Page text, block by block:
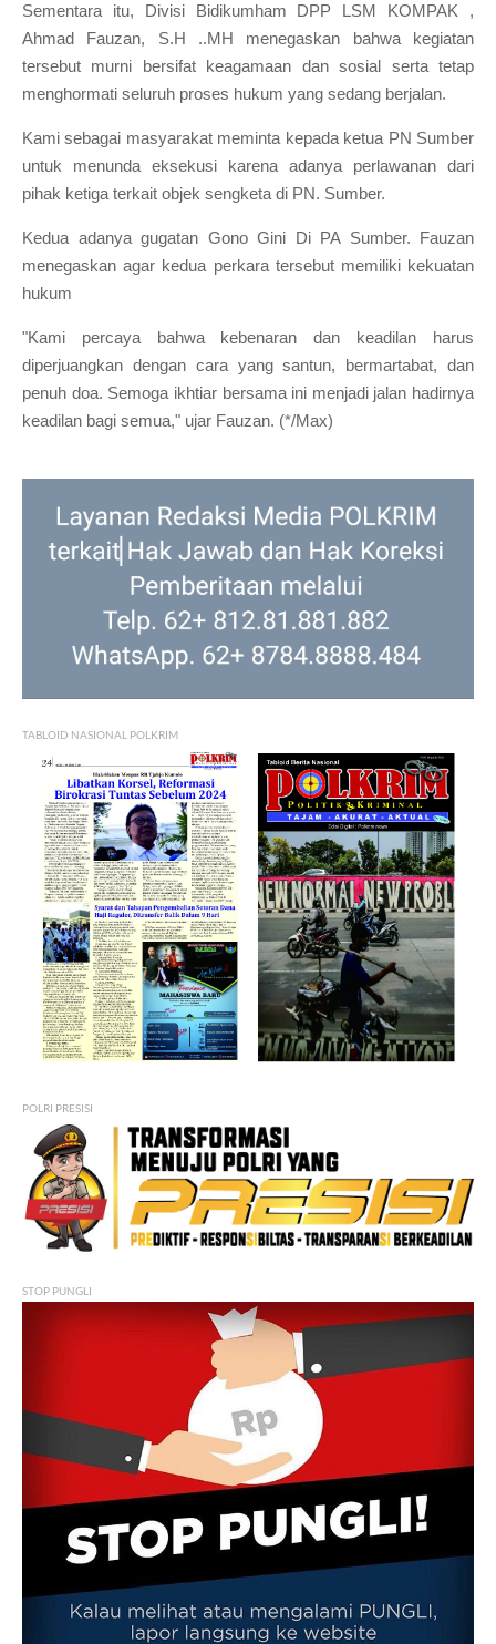
Sementara itu, Divisi Bidikumham DPP LSM KOMPAK ,
Ahmad Fauzan, S.H ..MH menegaskan bahwa kegiatan
tersebut murni bersifat keagamaan dan sosial serta tetap
menghormati seluruh proses hukum yang sedang berjalan.
Kami sebagai masyarakat meminta kepada ketua PN Sumber
untuk menunda eksekusi karena adanya perlawanan dari
pihak ketiga terkait objek sengketa di PN. Sumber.
Kedua adanya gugatan Gono Gini Di PA Sumber. Fauzan
menegaskan agar kedua perkara tersebut memiliki kekuatan
hukum
"Kami percaya bahwa kebenaran dan keadilan harus
diperjuangkan dengan cara yang santun, bermartabat, dan
penuh doa. Semoga ikhtiar bersama ini menjadi jalan hadirnya
keadilan bagi semua," ujar Fauzan. (*/Max)
TABLOID NASIONAL POLKRIM
POLRI PRESISI
STOP PUNGLI